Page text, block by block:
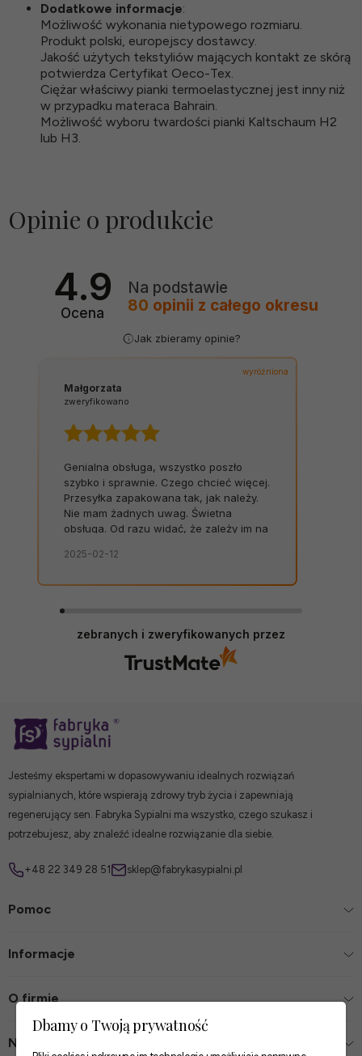
Dodatkowe informacje:
Możliwość wykonania nietypowego rozmiaru.
Produkt polski, europejscy dostawcy.
Jakość użytych tekstyliów mających kontakt ze skórą
potwierdza Certyfikat Oeco-Tex.
Ciężar właściwy pianki termoelastycznej jest inny niż
w przypadku materaca Bahrain.
Możliwość wyboru twardości pianki Kaltschaum H2
lub H3.
Opinie o produkcie
4.9
Ocena
Na podstawie
80 opinii z całego okresu
Jak zbieramy opinie?
wyróżniona
Małgorzata
zweryfikowano
Genialna obsługa, wszystko poszło
szybko i sprawnie. Czego chcieć więcej.
Przesyłka zapakowana tak, jak należy.
Nie mam żadnych uwag. Świetna
obsługa. Od razu widać, że zależy im na
czas, bez zbędnych nerwów. Sklep bez
2025-02-12
zebranych i zweryfikowanych przez
Jesteśmy ekspertami w dopasowywaniu idealnych rozwiązań
sypialnianych, które wspierają zdrowy tryb życia i zapewniają
regenerujący sen. Fabryka Sypialni ma wszystko, czego szukasz i
potrzebujesz, aby znaleźć idealne rozwiązanie dla siebie.
+48 22 349 28 51 sklep@fabrykasypialni.pl
Pomoc
Informacje
O firmie
Nasze sklepy
Dbamy o Twoją prywatność